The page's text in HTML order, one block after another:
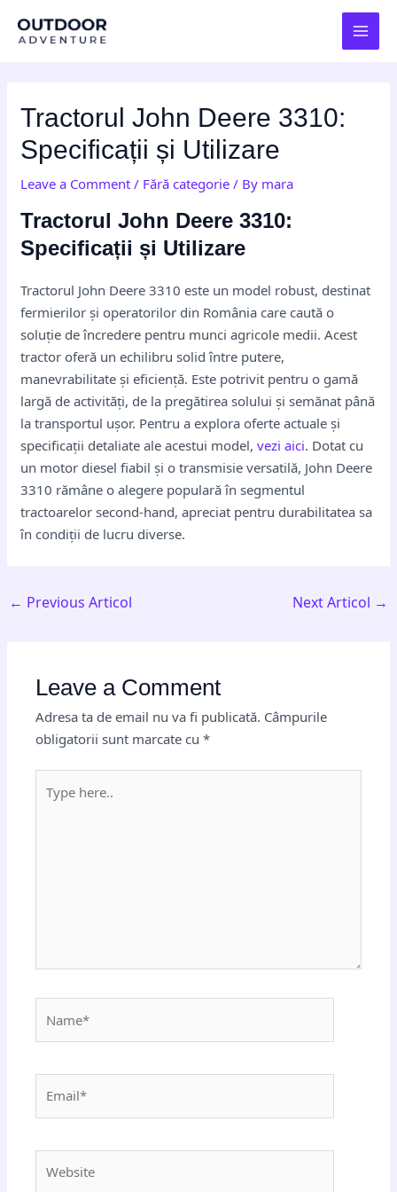
Tractorul John Deere 3310:
Specificații și Utilizare
Leave a Comment / Fără categorie / By mara
Tractorul John Deere 3310:
Specificații și Utilizare
Tractorul John Deere 3310 este un model robust, destinat
fermierilor și operatorilor din România care caută o
soluție de încredere pentru munci agricole medii. Acest
tractor oferă un echilibru solid între putere,
manevrabilitate și eficiență. Este potrivit pentru o gamă
largă de activități, de la pregătirea solului și semănat până
la transportul ușor. Pentru a explora oferte actuale și
specificații detaliate ale acestui model,vezi aici. Dotat cu
un motor diesel fiabil și o transmisie versatilă, John Deere
3310 rămâne o alegere populară în segmentul
tractoarelor second-hand, apreciat pentru durabilitatea sa
în condiții de lucru diverse.
navigation
← Previous Articol Next Articol →
Leave a Comment
Adresa ta de email nu va fi publicată. Câmpurile
obligatorii sunt marcate cu*
here..